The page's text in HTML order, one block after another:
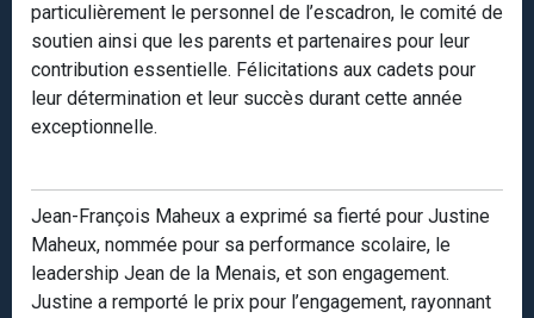
particulièrement le personnel de l’escadron, le comité de
soutien ainsi que les parents et partenaires pour leur
contribution essentielle. Félicitations aux cadets pour
leur détermination et leur succès durant cette année
exceptionnelle.
Jean-François Maheux a exprimé sa fierté pour Justine
Maheux, nommée pour sa performance scolaire, le
leadership Jean de la Menais, et son engagement.
Justine a remporté le prix pour l’engagement, rayonnant